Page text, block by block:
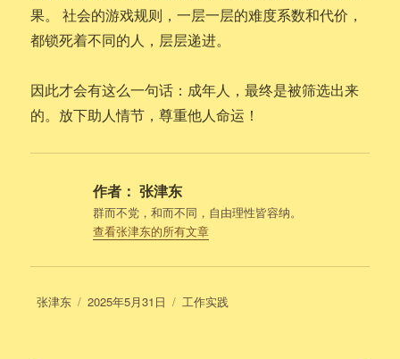
果。 社会的游戏规则，一层一层的难度系数和代价，
都锁死着不同的人，层层递进。
因此才会有这么一句话：成年人，最终是被筛选出来
的。放下助人情节，尊重他人命运！
作者： 张津东
群而不党，和而不同，自由理性皆容纳。
查看张津东的所有文章
作
张津东
发
2025年5月31日
分
工作实践